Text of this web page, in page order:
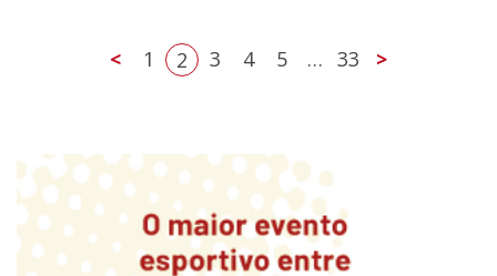
< 1 2 3 4 5 … 33 >